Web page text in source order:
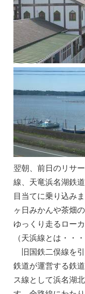
翌朝、前日のリサ
線、天竜浜名湖鉄
目当てに乗り込み
ヶ日みかんや茶畑
ゆっくり走るロー
（天浜線とは・・・
旧国鉄二俣線を
鉄道が運営する鉄
ス線として浜名湖